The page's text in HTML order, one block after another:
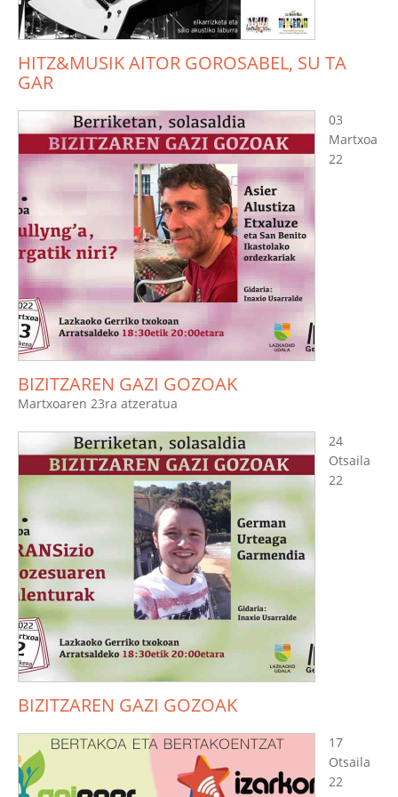
HITZ&MUSIK AITOR GOROSABEL, SU TA
GAR
03
Martxoa
22
BIZITZAREN GAZI GOZOAK
Martxoaren 23ra atzeratua
24
Otsaila
22
BIZITZAREN GAZI GOZOAK
17
Otsaila
22